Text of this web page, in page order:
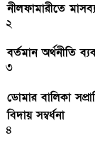
নীলফামারীতে
২
বর্তমান অর্থনীতি
৩
ডোমার বালিকা
বিদায় সম্বর্ধনা
৪